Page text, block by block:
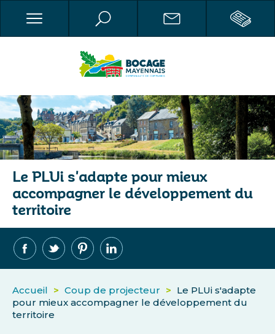
Le PLUi s'adapte pour mieux
accompagner le développement du
territoire
Accueil > Coup de projecteur > Le PLUi s'adapte
pour mieux accompagner le développement du
territoire